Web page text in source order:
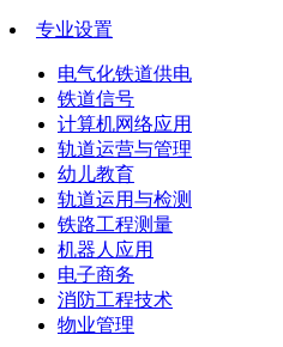
专业设置
电气化铁道供电
铁道信号
计算机网络应用
轨道运营与管理
幼儿教育
轨道运用与检测
铁路工程测量
机器人应用
电子商务
消防工程技术
物业管理